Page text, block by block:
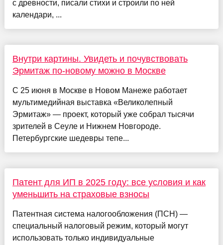
с древности, писали стихи и строили по ней
календари, ...
Внутри картины. Увидеть и почувствовать
Эрмитаж по-новому можно в Москве
С 25 июня в Москве в Новом Манеже работает
мультимедийная выставка «Великолепный
Эрмитаж» — проект, который уже собрал тысячи
зрителей в Сеуле и Нижнем Новгороде.
Петербургские шедевры тепе...
Патент для ИП в 2025 году: все условия и как
уменьшить на страховые взносы
Патентная система налогообложения (ПСН) —
специальный налоговый режим, который могут
использовать только индивидуальные